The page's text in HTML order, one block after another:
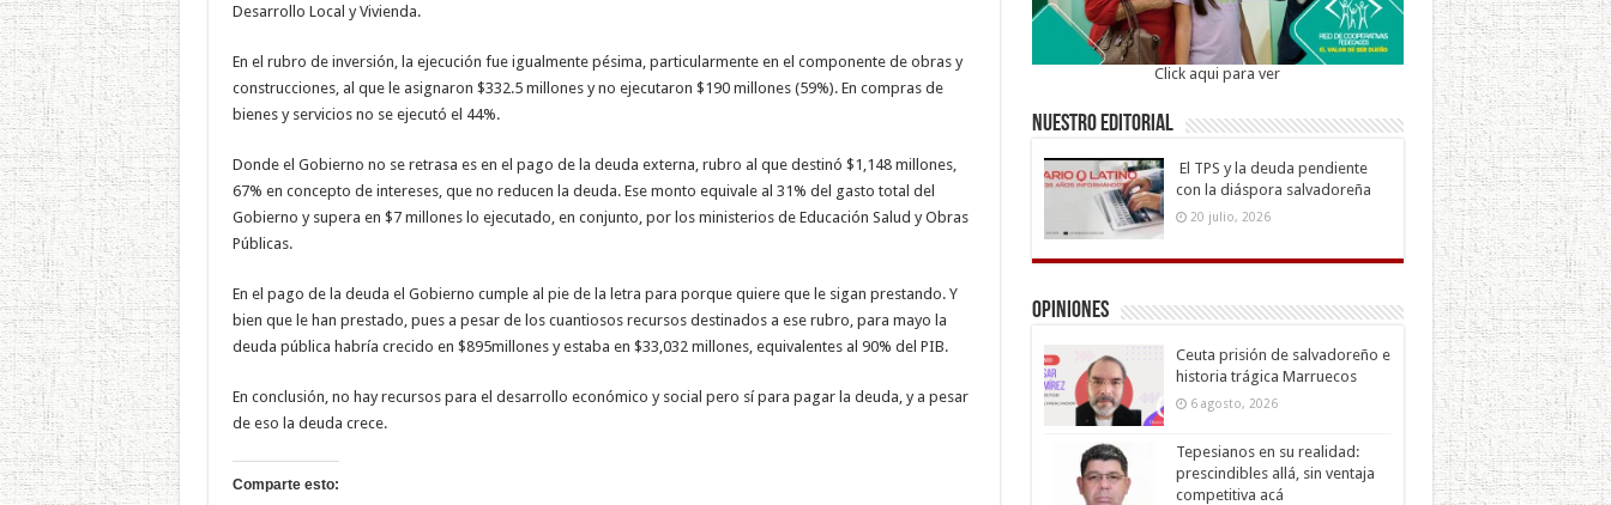
Desarrollo Local y Vivienda.
En el rubro de inversión, la ejecución fue igualmente pésima, particularmente en el componente de obras y
construcciones, al que le asignaron $332.5 millones y no ejecutaron $190 millones (59%). En compras de
bienes y servicios no se ejecutó el 44%.
Donde el Gobierno no se retrasa es en el pago de la deuda externa, rubro al que destinó $1,148 millones,
67% en concepto de intereses, que no reducen la deuda. Ese monto equivale al 31% del gasto total del
Gobierno y supera en $7 millones lo ejecutado, en conjunto, por los ministerios de Educación Salud y Obras
Públicas.
En el pago de la deuda el Gobierno cumple al pie de la letra para porque quiere que le sigan prestando. Y
bien que le han prestado, pues a pesar de los cuantiosos recursos destinados a ese rubro, para mayo la
deuda pública habría crecido en $895millones y estaba en $33,032 millones, equivalentes al 90% del PIB.
En conclusión, no hay recursos para el desarrollo económico y social pero sí para pagar la deuda, y a pesar
de eso la deuda crece.
Comparte esto:
Click aqui para ver
Nuestro Editorial
El TPS y la deuda pendiente
con la diáspora salvadoreña
20 julio, 2026
Opiniones
Ceuta prisión de salvadoreño e
historia trágica Marruecos
6 agosto, 2026
Tepesianos en su realidad:
prescindibles allá, sin ventaja
competitiva acá